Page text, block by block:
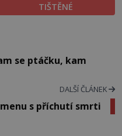
TIŠTĚNÉ
se ptáčku, kam
DALŠÍ ČLÁNEK
s příchutí smrti